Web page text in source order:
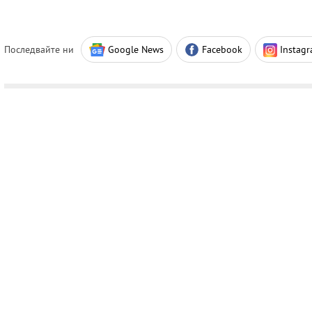
Последвайте ни Google News Facebook